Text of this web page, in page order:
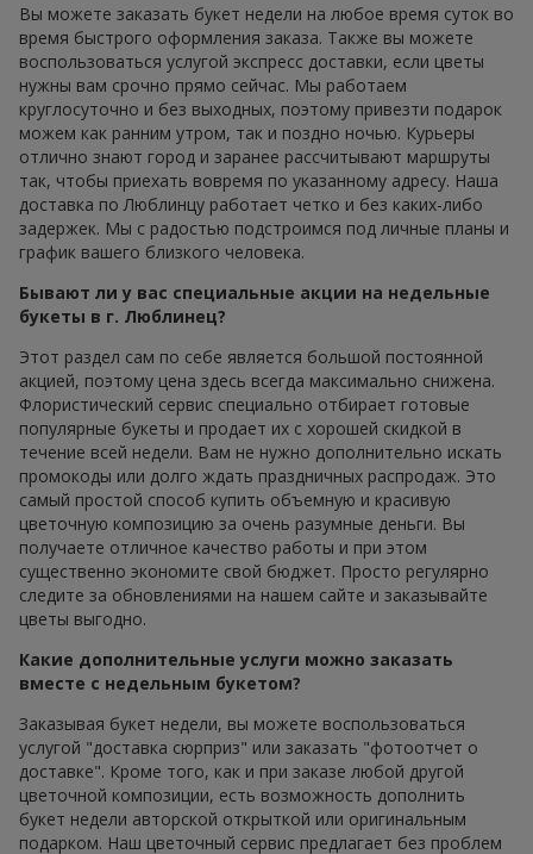
Вы можете заказать букет недели на любое время суток во
время быстрого оформления заказа. Также вы можете
воспользоваться услугой экспресс доставки, если цветы
нужны вам срочно прямо сейчас. Мы работаем
круглосуточно и без выходных, поэтому привезти подарок
можем как ранним утром, так и поздно ночью. Курьеры
отлично знают город и заранее рассчитывают маршруты
так, чтобы приехать вовремя по указанному адресу. Наша
доставка по Люблинцу работает четко и без каких-либо
задержек. Мы с радостью подстроимся под личные планы и
график вашего близкого человека.
Бывают ли у вас специальные акции на недельные
букеты в г. Люблинец?
Этот раздел сам по себе является большой постоянной
акцией, поэтому цена здесь всегда максимально снижена.
Флористический сервис специально отбирает готовые
популярные букеты и продает их с хорошей скидкой в
течение всей недели. Вам не нужно дополнительно искать
промокоды или долго ждать праздничных распродаж. Это
самый простой способ купить объемную и красивую
цветочную композицию за очень разумные деньги. Вы
получаете отличное качество работы и при этом
существенно экономите свой бюджет. Просто регулярно
следите за обновлениями на нашем сайте и заказывайте
цветы выгодно.
Какие дополнительные услуги можно заказать
вместе с недельным букетом?
Заказывая букет недели, вы можете воспользоваться
услугой "доставка сюрприз" или заказать "фотоотчет о
доставке". Кроме того, как и при заказе любой другой
цветочной композиции, есть возможность дополнить
букет недели авторской открыткой или оригинальным
подарком. Наш цветочный сервис предлагает без проблем